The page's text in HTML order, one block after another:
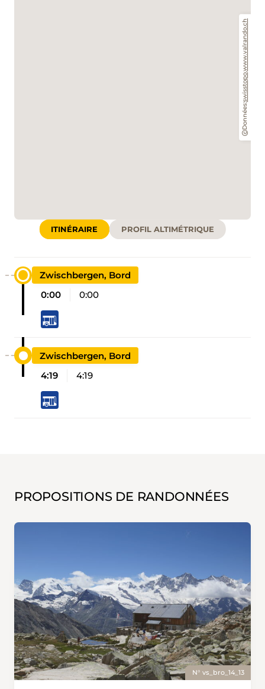
Données:
swisstopo
www.valrando.ch
ITINÉRAIRE PROFIL ALTIMÉTRIQUE
Zwischbergen, Bord
0:00
0:00
Zwischbergen, Bord
4:19
4:19
PROPOSITIONS DE RANDONNÉES
N° vs_bro_14_13